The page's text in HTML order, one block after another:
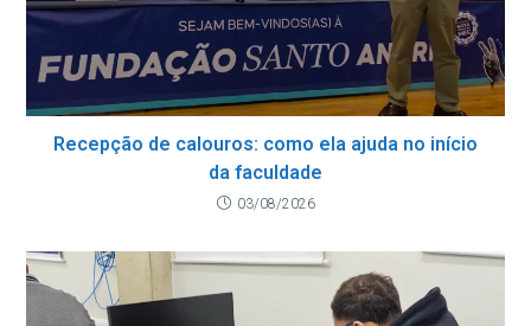
Recepção de calouros: como ela ajuda no início
da faculdade
03/08/2026